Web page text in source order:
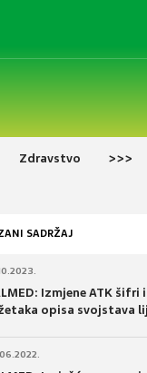
Zdravstvo >>>
SADRŽAJ
Izmjene ATK šifri
opisa svojstava